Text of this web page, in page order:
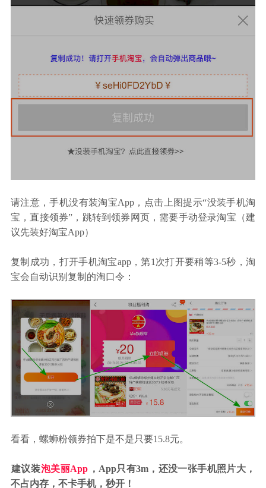
请注意，手机没有装淘宝App，点击上图提示“没装手机淘
宝，直接领券”，跳转到领券网页，需要手动登录淘宝（建
议先装好淘宝App）
复制成功，打开手机淘宝app，第1次打开要稍等3-5秒，淘
宝会自动识别复制的淘口令：
看看，螺蛳粉领券拍下是不是只要15.8元。
建议装泡美丽App ，App只有3m，还没一张手机照片大，
不占内存，不卡手机，秒开！